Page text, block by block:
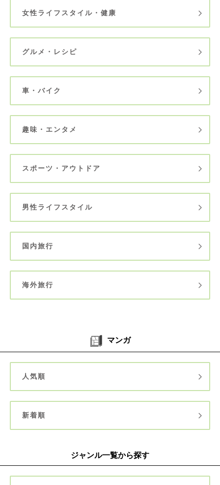
女性ライフスタイル・健康
グルメ・レシピ
車・バイク
趣味・エンタメ
スポーツ・アウトドア
男性ライフスタイル
国内旅行
海外旅行
マンガ
人気順
新着順
ジャンル一覧から探す